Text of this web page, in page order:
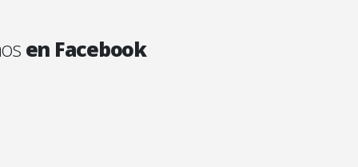
en Facebook